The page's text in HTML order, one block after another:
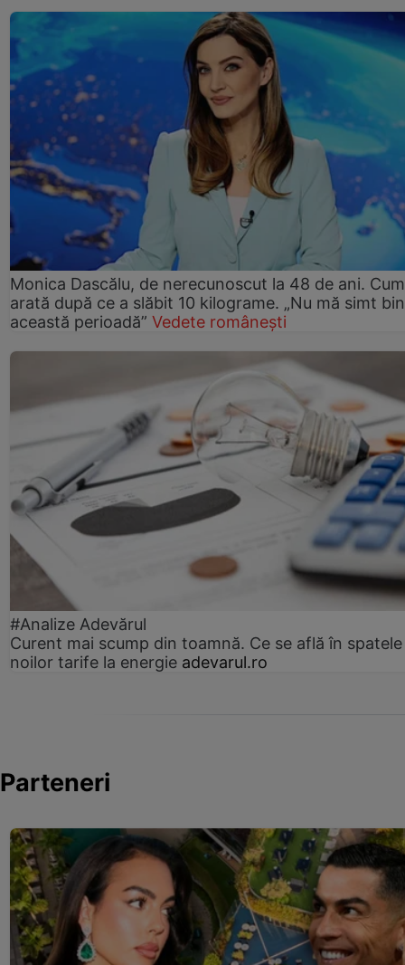
Monica Dascălu, de nerecunoscut la 48 de ani. Cum
arată după ce a slăbit 10 kilograme. „Nu mă simt
această perioadă” Vedete românești
#Analize Adevărul
Curent mai scump din toamnă. Ce se află în spatele
noilor tarife la energie adevarul.ro
Parteneri